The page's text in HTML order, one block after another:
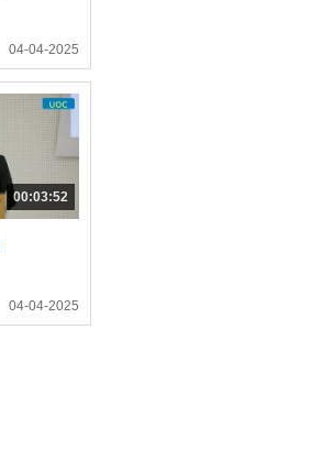
04-04-2025
00:03:52
04-04-2025